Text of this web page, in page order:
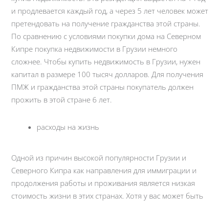
и продлевается каждый год, а через 5 лет человек может
претендовать на получение гражданства этой страны.
По сравнению с условиями покупки дома на Северном
Кипре покупка недвижимости в Грузии немного
сложнее. Чтобы купить недвижимость в Грузии, нужен
капитал в размере 100 тысяч долларов. Для получения
ПМЖ и гражданства этой страны покупатель должен
прожить в этой стране 6 лет.
расходы на жизнь
Одной из причин высокой популярности Грузии и
Северного Кипра как направления для иммиграции и
продолжения работы и проживания является низкая
стоимость жизни в этих странах. Хотя у вас может быть